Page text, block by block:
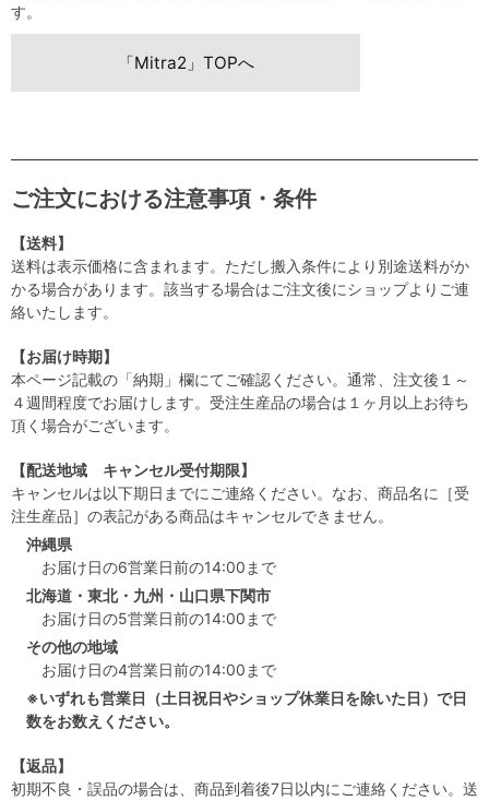
す。
「Mitra2」TOPへ
ご注文における注意事項・条件
【送料】
送料は表示価格に含まれます。ただし搬入条件により別途送料がか
かる場合があります。該当する場合はご注文後にショップよりご連
絡いたします。
【お届け時期】
本ページ記載の「納期」欄にてご確認ください。通常、注文後１～
４週間程度でお届けします。受注生産品の場合は１ヶ月以上お待ち
頂く場合がございます。
【配送地域 キャンセル受付期限】
キャンセルは以下期日までにご連絡ください。なお、商品名に［受
注生産品］の表記がある商品はキャンセルできません。
沖縄県
お届け日の6営業日前の14:00まで
北海道・東北・九州・山口県下関市
お届け日の5営業日前の14:00まで
その他の地域
お届け日の4営業日前の14:00まで
※いずれも営業日（土日祝日やショップ休業日を除いた日）で日
数をお数えください。
【返品】
初期不良・誤品の場合は、商品到着後7日以内にご連絡ください。送